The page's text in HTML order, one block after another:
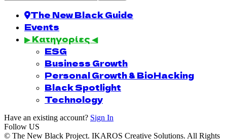
The New Black Guide
Events
▶ Κατηγορίες ◀
ESG
Business Growth
Personal Growth & BioHacking
Black Spotlight
Technology
Have an existing account? Sign In
Follow US
© The New Black Project. IKAROS Creative Solutions. All Rights